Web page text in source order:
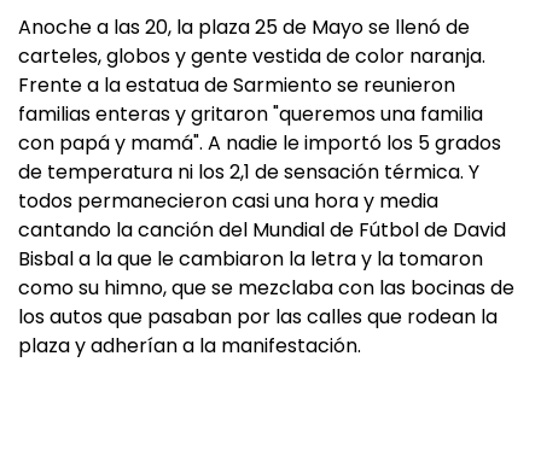
Anoche a las 20, la plaza 25 de Mayo se llenó de
carteles, globos y gente vestida de color naranja.
Frente a la estatua de Sarmiento se reunieron
familias enteras y gritaron "queremos una familia
con papá y mamá". A nadie le importó los 5 grados
de temperatura ni los 2,1 de sensación térmica. Y
todos permanecieron casi una hora y media
cantando la canción del Mundial de Fútbol de David
Bisbal a la que le cambiaron la letra y la tomaron
como su himno, que se mezclaba con las bocinas de
los autos que pasaban por las calles que rodean la
plaza y adherían a la manifestación.